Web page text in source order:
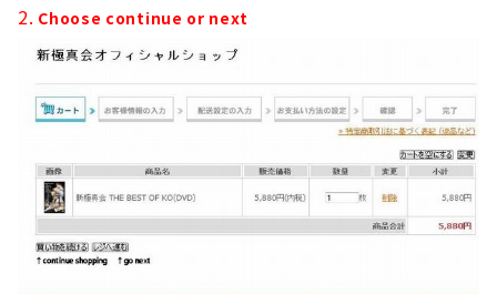
2. Choose continue or next